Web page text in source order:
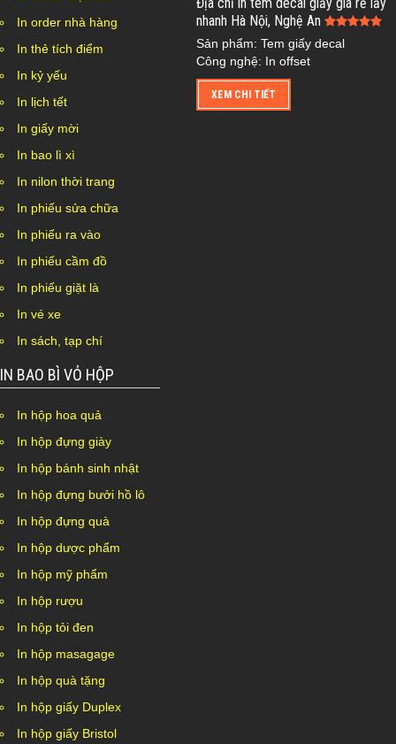
In order nhà hàng
In thẻ tích điểm
In kỷ yếu
In lịch tết
In giấy mời
In bao lì xì
In nilon thời trang
In phiếu sửa chữa
In phiếu ra vào
In phiếu cầm đồ
In phiếu giặt là
In vé xe
In sách, tạp chí
IN BAO BÌ VỎ HỘP
In hộp hoa quả
In hộp đựng giày
In hộp bánh sinh nhật
In hộp đựng bưởi hồ lô
In hộp đựng quà
In hộp dược phẩm
In hộp mỹ phẩm
In hộp rượu
In hộp tỏi đen
In hộp masagage
In hộp quà tặng
In hộp giấy Duplex
In hộp giấy Bristol
Địa chỉ in tem decal giấy giá rẻ lấy
nhanh Hà Nội, Nghệ An
Sản phẩm: Tem giấy decal
Công nghệ: In offset
XEM CHI TIẾT